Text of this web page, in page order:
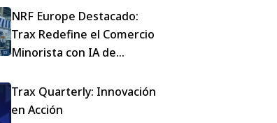
NRF Europe Destacado:
Trax Redefine el Comercio
Minorista con IA de
Trax Quarterly: Innovación
en Acción